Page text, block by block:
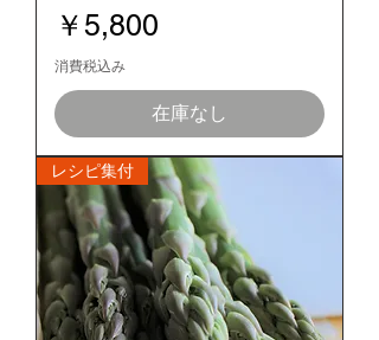
価格
￥5,800
消費税込み
在庫なし
レシピ集付